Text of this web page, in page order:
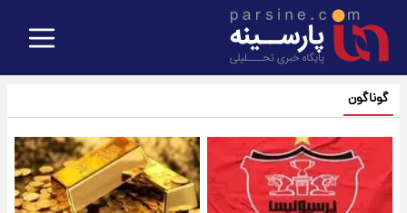
گوناگون